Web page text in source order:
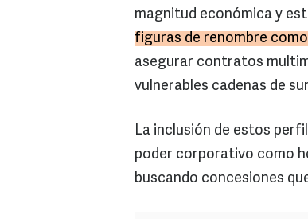
magnitud económica y
figuras de renombre como
asegurar contratos
vulnerables cadenas de
La inclusión de estos
poder corporativo como
buscando concesiones